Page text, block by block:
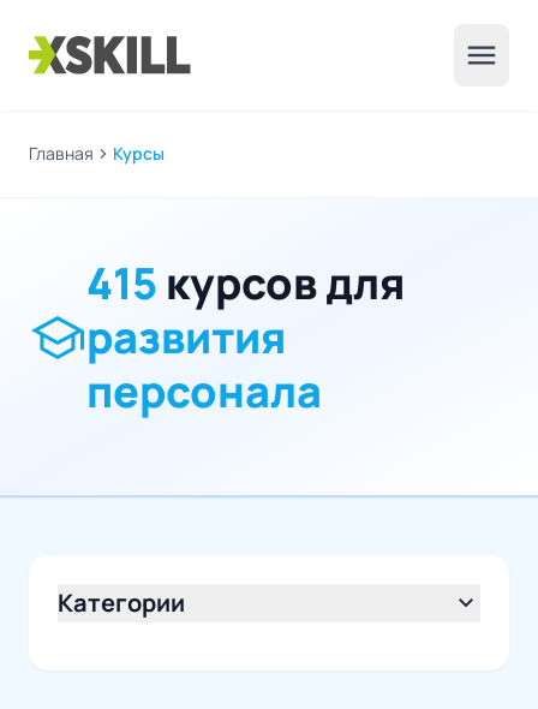
menu
Главная chevron_right Курсы
school
415 курсов для
развития
персонала
Категории expand_more